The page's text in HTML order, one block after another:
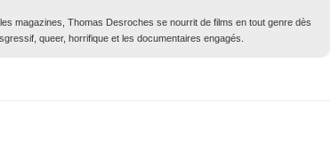
magazines, Thomas Desroches se nourrit de films en tout genre dès
queer, horrifique et les documentaires engagés.